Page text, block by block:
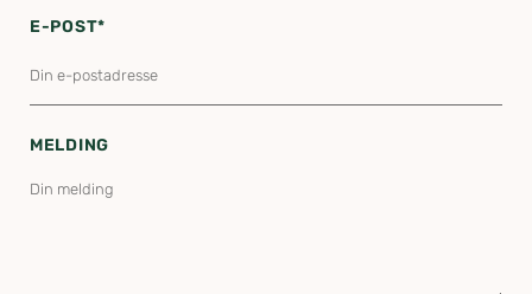
E-POST*
MELDING